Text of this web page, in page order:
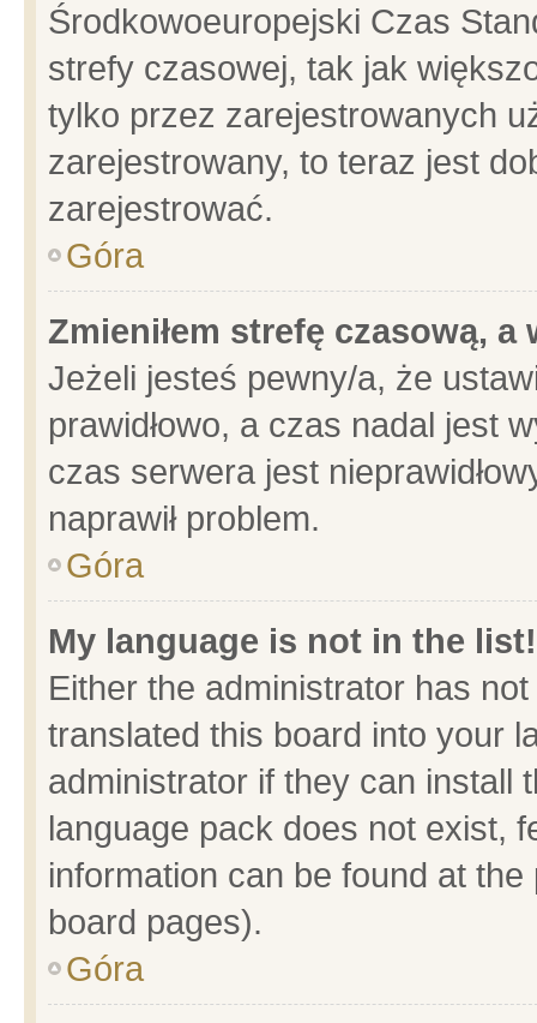
Środkowoeuropejski Czas
strefy czasowej, tak jak
tylko przez zarejestrowanych
zarejestrowany, to teraz jest
zarejestrować.
Góra
Zmieniłem strefę czasową,
Jeżeli jesteś pewny/a, że
prawidłowo, a czas nadal jest
czas serwera jest
naprawił problem.
Góra
My language is not in the list!
Either the administrator has
translated this board into your
administrator if they can install
language pack does not exist,
information can be found at
board pages).
Góra